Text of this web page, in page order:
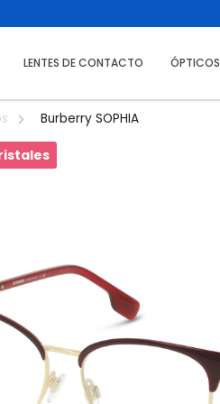
LENTES DE CONTACTO ÓPTICOS
Burberry SOPHIA